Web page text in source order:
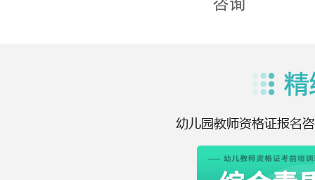
幼儿园教师资格证报名